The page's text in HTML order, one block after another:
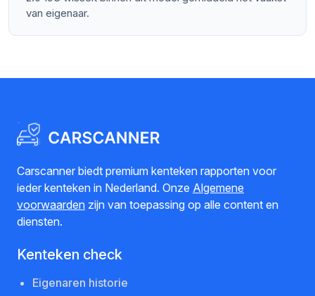
van eigenaar.
Carscanner biedt premium kenteken rapporten voor
ieder kenteken in Nederland. Onze Algemene
voorwaarden zijn van toepassing op alle content en
diensten.
Kenteken check
Eigenaren historie